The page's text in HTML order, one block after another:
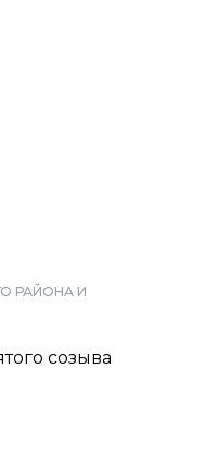
РАЙОНА И
созыва